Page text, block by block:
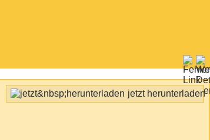
jetzt herunterladen